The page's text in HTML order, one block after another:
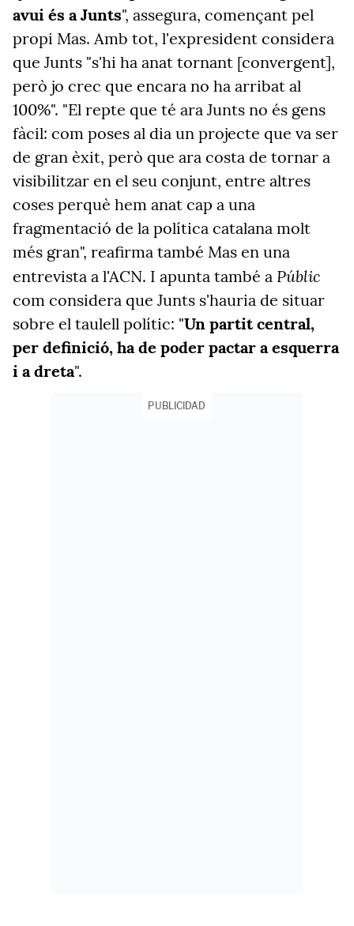
avui és a Junts", assegura, començant pel
propi Mas. Amb tot, l'expresident considera
que Junts "s'hi ha anat tornant [convergent],
però jo crec que encara no ha arribat al
100%". "El repte que té ara Junts no és gens
fàcil: com poses al dia un projecte que va ser
de gran èxit, però que ara costa de tornar a
visibilitzar en el seu conjunt, entre altres
coses perquè hem anat cap a una
fragmentació de la política catalana molt
més gran", reafirma també Mas en una
entrevista a l'ACN. I apunta també a Públic
com considera que Junts s'hauria de situar
sobre el taulell polític: "Un partit central,
per definició, ha de poder pactar a esquerra
i a dreta".
PUBLICIDAD